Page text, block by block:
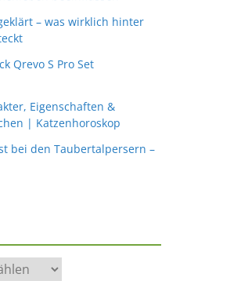
– was wirklich hinter
Qrevo S Pro Set
Eigenschaften &
| Katzenhoroskop
bei den Taubertalpersern –